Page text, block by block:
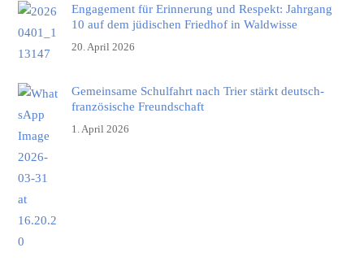
Engagement für Erinnerung und Respekt: Jahrgang
10 auf dem jüdischen Friedhof in Waldwisse
20. April 2026
Gemeinsame Schulfahrt nach Trier stärkt deutsch-
französische Freundschaft
1. April 2026